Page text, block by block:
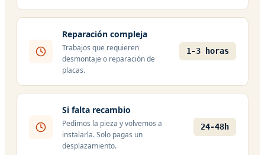
Reparación compleja
Trabajos que requieren
desmontaje o reparación de
placas.
1-3 horas
Si falta recambio
Pedimos la pieza y volvemos a
instalarla. Solo pagas un
desplazamiento.
24-48h